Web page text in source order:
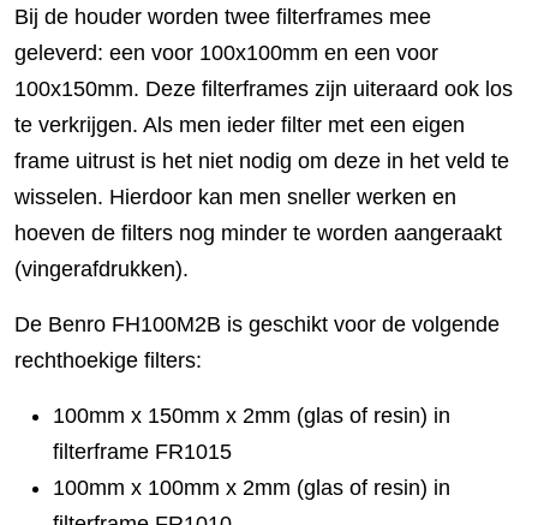
Bij de houder worden twee filterframes mee
geleverd: een voor 100x100mm en een voor
100x150mm. Deze filterframes zijn uiteraard ook los
te verkrijgen. Als men ieder filter met een eigen
frame uitrust is het niet nodig om deze in het veld te
wisselen. Hierdoor kan men sneller werken en
hoeven de filters nog minder te worden aangeraakt
(vingerafdrukken).
De Benro FH100M2B is geschikt voor de volgende
rechthoekige filters:
100mm x 150mm x 2mm (glas of resin) in
filterframe FR1015
100mm x 100mm x 2mm (glas of resin) in